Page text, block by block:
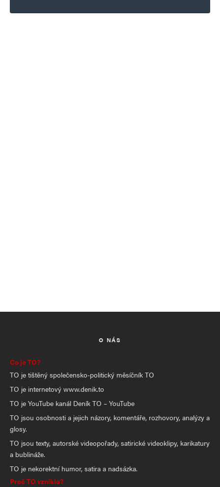
O NÁS
Co je TO?
TO je tištěný společensko-politický měsíčník TO
TO je internetový www.denik.to
TO je YouTube kanál Deník TO – YouTube
TO jsou osobnosti a jejich názory, komentáře, rozhovory, analýzy a
glosy.
TO jsou texty, autorské videopořady, satirické videoklipy, karikatury
a bublináže.
TO je nekorektní humor, satira a nadsázka.
Proč TO vzniklo?